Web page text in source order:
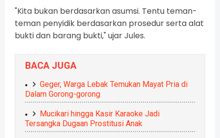
"Kita bukan berdasarkan asumsi. Tentu teman-
teman penyidik berdasarkan prosedur serta alat
bukti dan barang bukti," ujar Jules.
BACA JUGA
Geger, Warga Lebak Temukan Mayat Pria di
Dalam Gorong-gorong
Mucikari hingga Kasir Karaoke Jadi
Tersangka Dugaan Prostitusi Anak